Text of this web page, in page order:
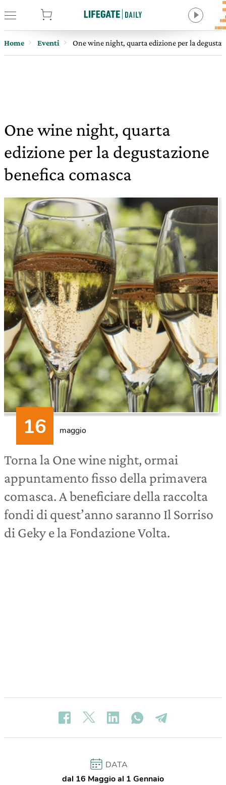
Home Eventi One wine night, quarta edizione per la
One wine night, quarta
edizione per la degustazione
benefica comasca
maggio
Torna la One wine night, ormai
appuntamento fisso della primavera
comasca. A beneficiare della raccolta
fondi di quest’anno saranno Il Sorriso
di Geky e la Fondazione Volta.
DATA
dal 16 Maggio al 1 Gennaio